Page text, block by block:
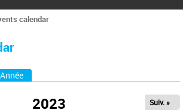
calendar
Année
2023 Suiv. »